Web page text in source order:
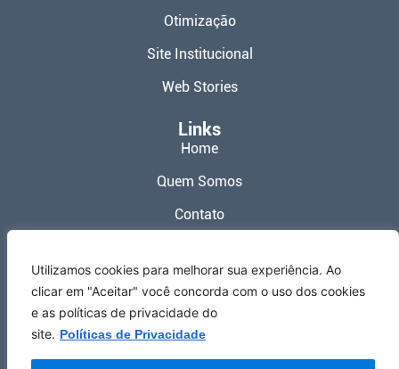
Utilizamos cookies para melhorar sua experiência. Ao
clicar em "Aceitar" você concorda com o uso dos cookies
e as políticas de privacidade do
site. Políticas de Privacidade
Otimização
Site Institucional
Web Stories
Links
Home
Quem Somos
Contato
Termos de Uso
Redes Sociais